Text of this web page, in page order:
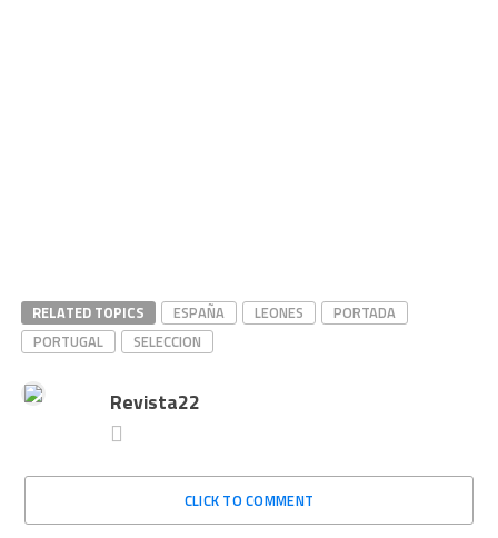
RELATED TOPICS ESPAÑA LEONES
PORTADA
PORTUGAL
SELECCION
Revista22
CLICK TO COMMENT